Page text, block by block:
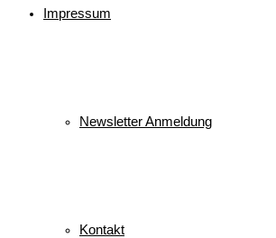
Impressum
Newsletter Anmeldung
Kontakt